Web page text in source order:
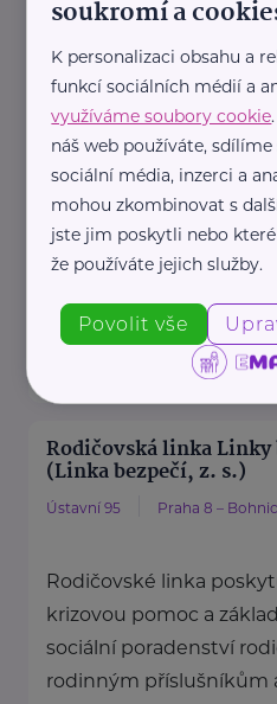
Zdravotní dokumentace
Telefon
+420 283 088 111
E-mail
datová schránka:
Recepce
+420 ...
https://www.nudz.cz/
+420 283 088 111
podatelna@nudz.cz
Rodičovská linka Linky
(Linka bezpečí, z. s.)
Ústavní 95 Praha 8 –
Rodičovské linka
krizovou pomoc a
sociální poradenství
rodinným příslušníkům
soukromí a
K personalizaci obsahu a
funkcí sociálních médií a
využíváme soubory cookie
náš web používáte,
sociální média, inzerci a
mohou zkombinovat s
jste jim poskytli nebo
že používáte jejich služby.
Povolit vše